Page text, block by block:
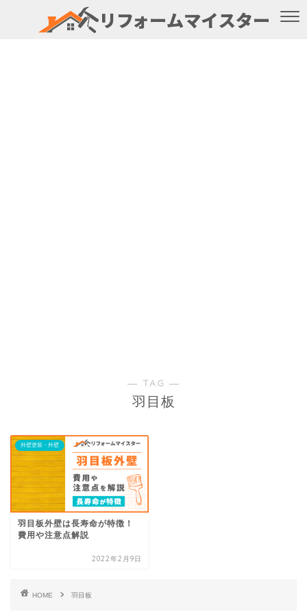
― TAG ―
羽目板
外壁塗装・外壁
羽目板外壁は長寿命が特徴！
費用や注意点解説
2022年2月9日
HOME 羽目板